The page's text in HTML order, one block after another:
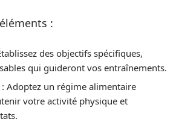
:
des objectifs spécifiques,
qui guideront vos entraînements.
: Adoptez un régime alimentaire
votre activité physique et